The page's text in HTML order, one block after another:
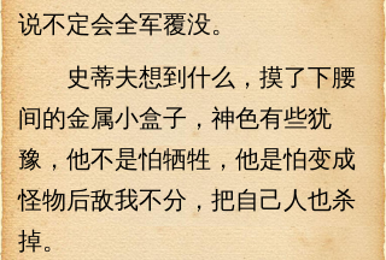
说不定会全军覆没。
史蒂夫想到什么，摸了下腰
间的金属小盒子，神色有些犹
豫，他不是怕牺牲，他是怕变成
怪物后敌我不分，把自己人也杀
掉。